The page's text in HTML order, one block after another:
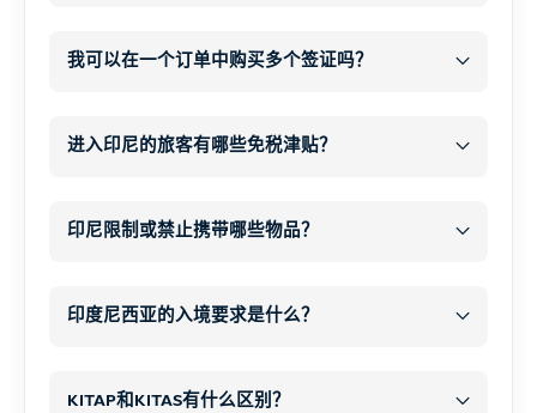
在此表格中，您可以上传所需文件、护照扫
罚款每人每天 1,000,000 印度卢比
65 美元
额外的 20-30 分钟
重要说明
理，只需缴纳标准罚款。.
况下，您可能会被推迟、采取进一步的行政
我可以在一个订单中购买多个签证吗？
同类签证
清
进入印尼的旅客有哪些免税津贴？
个人物品
印尼限制或禁止携带哪些物品？
品
得携带）
印度尼西亚的入境要求是什么？
KITAP和KITAS有什么区别？